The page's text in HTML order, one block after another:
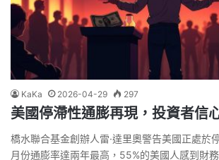
KaKa 2026-04-29 297
美國停滯性通膨再現，投資者信
橋水聯合基金創辦人雷·達里奧警告美國正處於
月份通膨率達兩年最高，55%的美國人感到財